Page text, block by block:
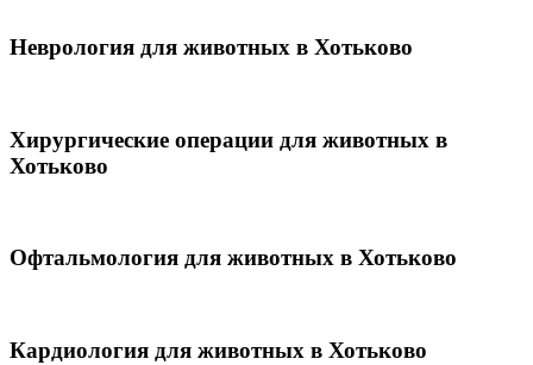
Неврология для животных в Хотьково
Хирургические операции для животных в
Хотьково
Офтальмология для животных в Хотьково
Кардиология для животных в Хотьково